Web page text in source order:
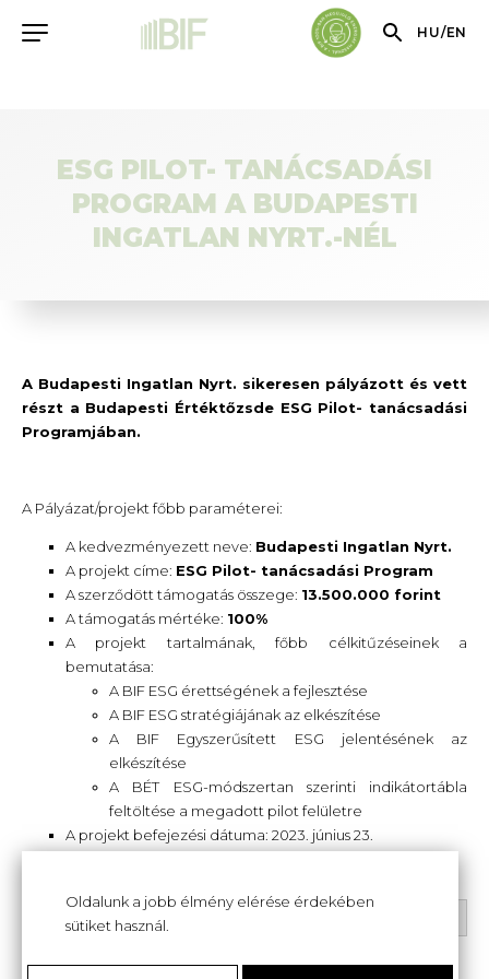
HU/EN
ESG PILOT- TANÁCSADÁSI
PROGRAM A BUDAPESTI
INGATLAN NYRT.-NÉL
A Budapesti Ingatlan Nyrt. sikeresen pályázott és vett
részt a Budapesti Értéktőzsde ESG Pilot- tanácsadási
Programjában.
A Pályázat/projekt főbb paraméterei:
A kedvezményezett neve: Budapesti Ingatlan Nyrt.
A projekt címe: ESG Pilot- tanácsadási Program
A szerződött támogatás összege: 13.500.000 forint
A támogatás mértéke: 100%
A projekt tartalmának, főbb célkitűzéseinek a
bemutatása:
A BIF ESG érettségének a fejlesztése
A BIF ESG stratégiájának az elkészítése
A BIF Egyszerűsített ESG jelentésének az
elkészítése
A BÉT ESG-módszertan szerinti indikátortábla
feltöltése a megadott pilot felületre
A projekt befejezési dátuma: 2023. június 23.
Oldalunk a jobb élmény elérése érdekében
sütiket használ.